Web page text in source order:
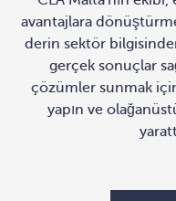
avantajlara
derin sektör
gerçek sonuçlar
çözümler sunmak
yapın ve